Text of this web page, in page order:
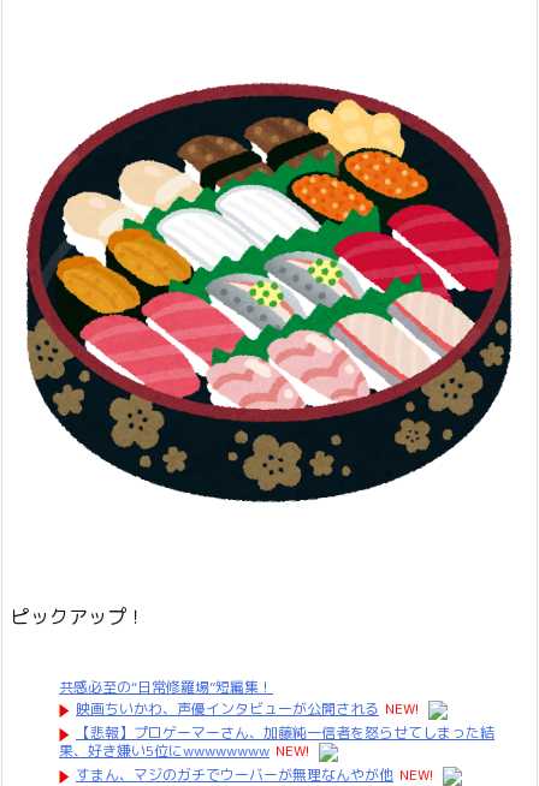
ピックアップ！
共感必至の“日常修羅場”短編集！
映画ちいかわ、声優インタビューが公開される NEW!
【悲報】プロゲーマーさん、加藤純一信者を怒らせてしまった結
果、好き嫌い5位にwwwwwwww NEW!
すまん、マジのガチでウーバーが無理なんやが他 NEW!